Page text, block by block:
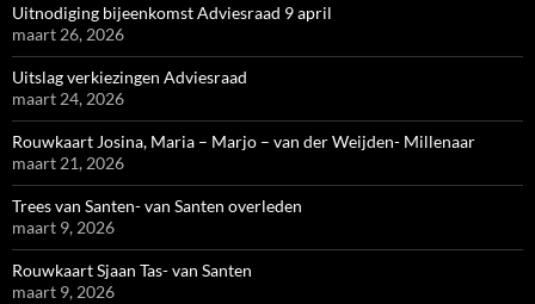
Uitnodiging bijeenkomst Adviesraad 9 april
maart 26, 2026
Uitslag verkiezingen Adviesraad
maart 24, 2026
Rouwkaart Josina, Maria – Marjo – van der Weijden- Millenaar
maart 21, 2026
Trees van Santen- van Santen overleden
maart 9, 2026
Rouwkaart Sjaan Tas- van Santen
maart 9, 2026